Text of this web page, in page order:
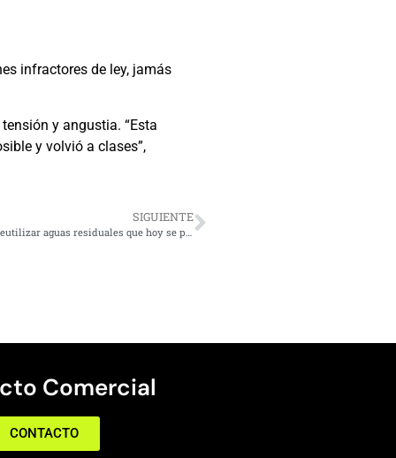
infractores de ley, jamás
y angustia. “Esta
y volvió a clases”,
SIGUIENTE
Comercial
CONTACTO